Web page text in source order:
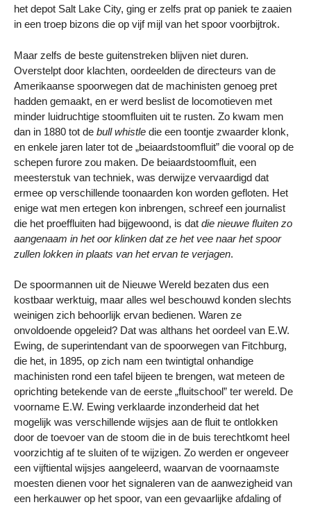
het depot Salt Lake City, ging er zelfs prat op paniek te zaaien
in een troep bizons die op vijf mijl van het spoor voorbijtrok.
Maar zelfs de beste guitenstreken blijven niet duren.
Overstelpt door klachten, oordeelden de directeurs van de
Amerikaanse spoorwegen dat de machinisten genoeg pret
hadden gemaakt, en er werd beslist de locomotieven met
minder luidruchtige stoomfluiten uit te rusten. Zo kwam men
dan in 1880 tot de bull whistle die een toontje zwaarder klonk,
en enkele jaren later tot de „beiaardstoomfluit” die vooral op de
schepen furore zou maken. De beiaardstoomfluit, een
meesterstuk van techniek, was derwijze vervaardigd dat
ermee op verschillende toonaarden kon worden gefloten. Het
enige wat men ertegen kon inbrengen, schreef een journalist
die het proeffluiten had bijgewoond, is dat die nieuwe fluiten zo
aangenaam in het oor klinken dat ze het vee naar het spoor
zullen lokken in plaats van het ervan te verjagen.
De spoormannen uit de Nieuwe Wereld bezaten dus een
kostbaar werktuig, maar alles wel beschouwd konden slechts
weinigen zich behoorlijk ervan bedienen. Waren ze
onvoldoende opgeleid? Dat was althans het oordeel van E.W.
Ewing, de superintendant van de spoorwegen van Fitchburg,
die het, in 1895, op zich nam een twintigtal onhandige
machinisten rond een tafel bijeen te brengen, wat meteen de
oprichting betekende van de eerste „fluitschool” ter wereld. De
voorname E.W. Ewing verklaarde inzonderheid dat het
mogelijk was verschillende wijsjes aan de fluit te ontlokken
door de toevoer van de stoom die in de buis terechtkomt heel
voorzichtig af te sluiten of te wijzigen. Zo werden er ongeveer
een vijftiental wijsjes aangeleerd, waarvan de voornaamste
moesten dienen voor het signaleren van de aanwezigheid van
een herkauwer op het spoor, van een gevaarlijke afdaling of